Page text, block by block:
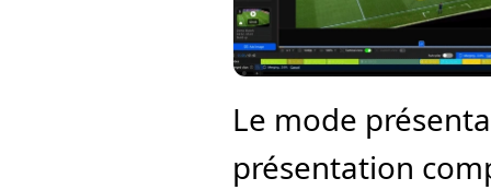
Le mode
présentation